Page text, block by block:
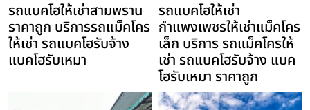
รถแบคโฮให้เช่าสามพราน
ราคาถูก บริการรถแม็คโคร
ให้เช่า รถแบคโฮรับจ้าง
แบคโฮรับเหมา
รถแบคโฮให้เช่า
กำแพงเพชรให้เช่าแม็คโคร
เล็ก บริการ รถแม็คโครให้
เช่า รถแบคโฮรับจ้าง แบค
โฮรับเหมา ราคาถูก